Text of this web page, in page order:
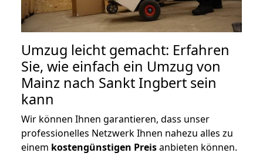
Umzug leicht gemacht: Erfahren
Sie, wie einfach ein Umzug von
Mainz nach Sankt Ingbert sein
kann
Wir können Ihnen garantieren, dass unser
professionelles Netzwerk Ihnen nahezu alles zu
einem kostengünstigen Preisanbieten können.